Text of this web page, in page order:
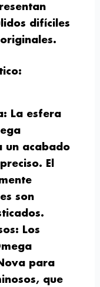
difíciles
: La esfera
un acabado
El
son
Los
para
que